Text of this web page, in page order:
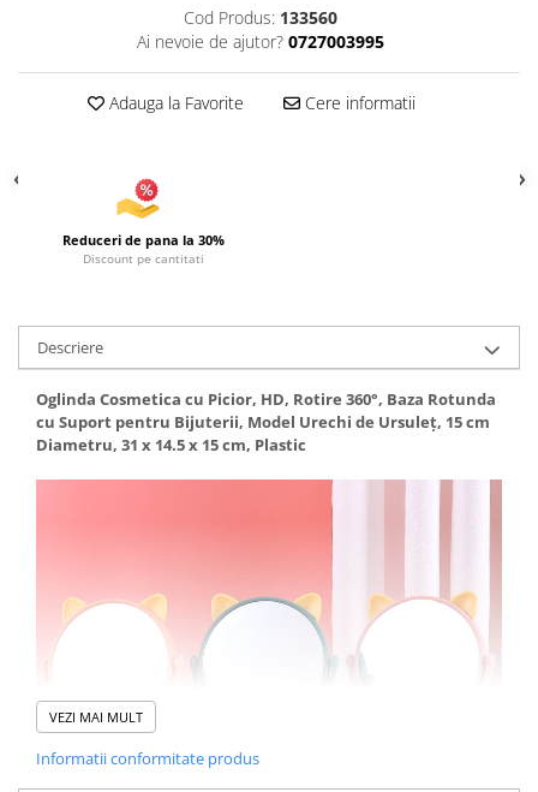
Kit-uri Siguranţă Auto
Ochelari de Protecţie
Articole de plaja
Pistoale cu apa
Articole Diverse copii
Articole diverse pentru copii
Covorase de joaca
Genti, Portofele, Penare
Ingrijire Unghii
Jucarii si Jocuri
Jucarii si Jocuri
Markere si Set Desen
Articole Petrecere
Cod Produs: 133560
Ai nevoie de ajutor? 0727003995
Adauga la Favorite Cere informatii
Reduceri de pana la 30%
Discount pe cantitati
Descriere
Oglinda Cosmetica cu Picior, HD, Rotire 360°, Baza Rotunda
cu Suport pentru Bijuterii, Model Urechi de Ursuleț, 15 cm
Diametru, 31 x 14.5 x 15 cm, Plastic
VEZI MAI MULT
Informatii conformitate produs